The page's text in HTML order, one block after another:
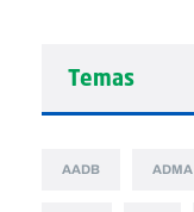
Temas
AADB ADMA